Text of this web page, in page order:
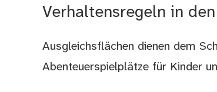
Verhaltensregeln in
Ausgleichsflächen dienen dem
Abenteuerspielplätze für Kinder